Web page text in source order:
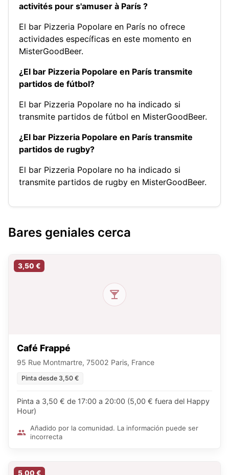
activités pour s'amuser à París ?
El bar Pizzeria Popolare en París no ofrece
actividades específicas en este momento en
MisterGoodBeer.
¿El bar Pizzeria Popolare en París transmite
partidos de fútbol?
El bar Pizzeria Popolare no ha indicado si
transmite partidos de fútbol en MisterGoodBeer.
¿El bar Pizzeria Popolare en París transmite
partidos de rugby?
El bar Pizzeria Popolare no ha indicado si
transmite partidos de rugby en MisterGoodBeer.
Bares geniales cerca
3,50 €
Café Frappé
95 Rue Montmartre, 75002 Paris, France
Pinta desde 3,50 €
Pinta a 3,50 € de 17:00 a 20:00 (5,00 € fuera del Happy
Hour)
Añadido por la comunidad. La información puede ser
incorrecta
5,00 €